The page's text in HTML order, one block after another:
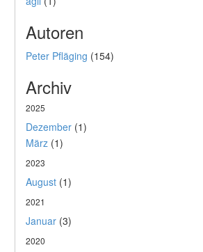
Autoren
Peter Pfläging (154)
Archiv
2025
Dezember (1)
März (1)
2023
August (1)
2021
Januar (3)
2020